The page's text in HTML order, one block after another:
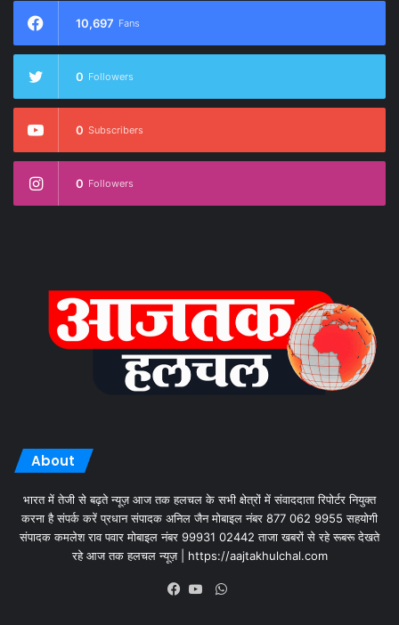
10,697 Fans
0 Followers
0 Subscribers
0 Followers
About
भारत में तेजी से बढ़ते न्यूज़ आज तक हलचल के सभी क्षेत्रों में संवाददाता रिपोर्टर नियुक्त
करना है संपर्क करें प्रधान संपादक अनिल जैन मोबाइल नंबर 877 062 9955 सहयोगी
संपादक कमलेश राव पवार मोबाइल नंबर 99931 02442 ताजा खबरों से रहे रूबरू देखते
रहे आज तक हलचल न्यूज़ | https://aajtakhulchal.com